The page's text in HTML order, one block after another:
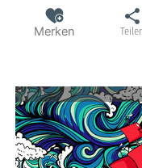
Merken